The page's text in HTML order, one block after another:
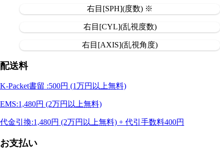
右目[SPH](度数) ※
右目[CYL](乱視度数)
右目[AXIS](乱視角度)
配送料
K-Packet書留 :500円 (1万円以上無料)
EMS:1,480円 (2万円以上無料)
代金引換:1,480円 (2万円以上無料) + 代引手数料400円
お支払い